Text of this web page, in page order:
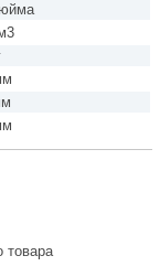
товара